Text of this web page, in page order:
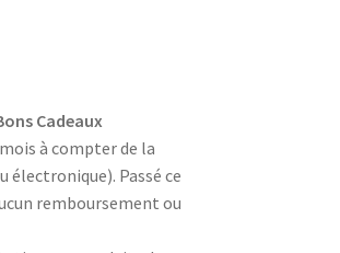
Cadeaux
à compter de la
électronique). Passé ce
remboursement ou